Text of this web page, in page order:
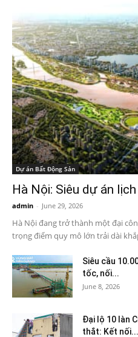
Dự án Bất Động Sản
Hà Nội: Siêu dự án
admin - June 29, 2026
Hà Nội đang trở thành một đại
trọng điểm quy mô lớn trải dài
Siêu cầu
tốc, nối...
June 8, 2026
Đại lộ 10 làn
thắt: Kết nối...